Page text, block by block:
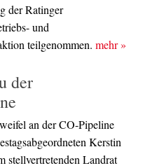
der Ratinger
und
teilgenommen. mehr»
der
an der CO-Pipeline
Kerstin
stellvertretenden Landrat